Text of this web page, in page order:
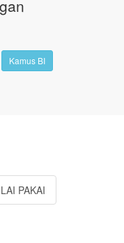
Kamus BI
PAKAI